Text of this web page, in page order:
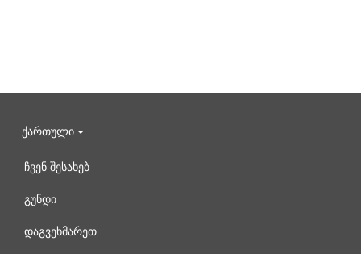
ქართული
ჩვენ შესახებ
გუნდი
დაგვეხმარეთ